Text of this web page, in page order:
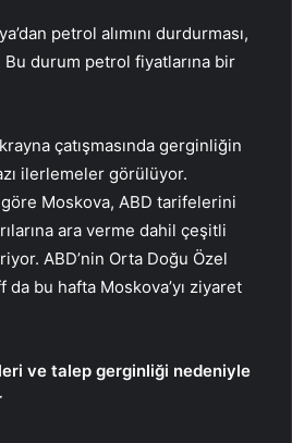
petrol alımını durdurması,
durum petrol fiyatlarına bir
çatışmasında gerginliğin
ilerlemeler görülüyor.
Moskova, ABD tarifelerini
ara verme dahil çeşitli
ABD’nin Orta Doğu Özel
bu hafta Moskova’yı ziyaret
ve talep gerginliği nedeniyle